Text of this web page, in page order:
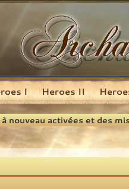
I Heroes II
nouveau activées et des